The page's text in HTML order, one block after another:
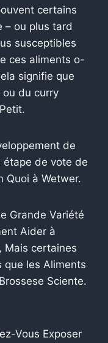
certains
– ou plus tard
susceptibles
ces aliments o-
signifie que
du curry
de
étape de vote de
Quoi à Wetwer.
Grande Variété
Aider à
Mais certaines
que les Aliments
Sciente.
Vous Exposer